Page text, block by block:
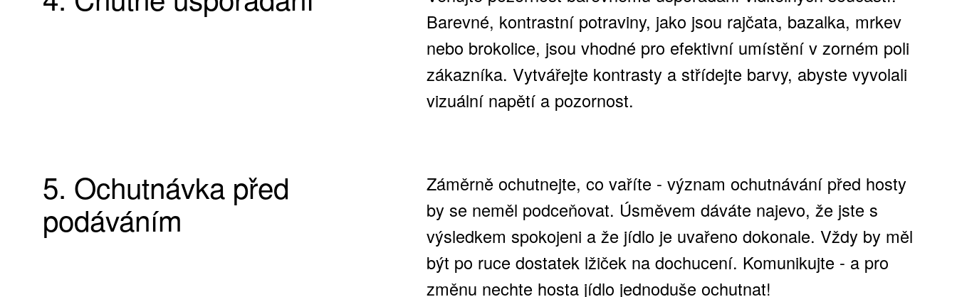
Barevné, kontrastní potraviny, jako jsou rajčata, bazalka, mrkev
nebo brokolice, jsou vhodné pro efektivní umístění v zorném poli
zákazníka. Vytvářejte kontrasty a střídejte barvy, abyste vyvolali
vizuální napětí a pozornost.
5. Ochutnávka před
podáváním
Záměrně ochutnejte, co vaříte - význam ochutnávání před hosty
by se neměl podceňovat. Úsměvem dáváte najevo, že jste s
výsledkem spokojeni a že jídlo je uvařeno dokonale. Vždy by měl
být po ruce dostatek lžiček na dochucení. Komunikujte - a pro
změnu nechte hosta jídlo jednoduše ochutnat!